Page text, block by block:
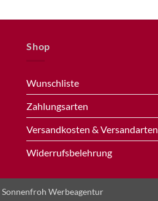
Shop
Wunschliste
Zahlungsarten
Versandkosten & Versandarten
Widerrufsbelehrung
Sonnenfroh Werbeagentur